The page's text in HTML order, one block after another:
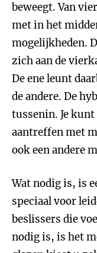
beweegt. Van
met in het
mogelijkheden.
zich aan de
De ene leunt
de andere. De
tussenin. Je
aantreffen met
ook een andere
Wat nodig is, is
speciaal voor
beslissers die
nodig is, is het